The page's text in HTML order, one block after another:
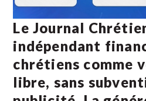
Le Journal
indépendant
chrétiens comme
libre, sans